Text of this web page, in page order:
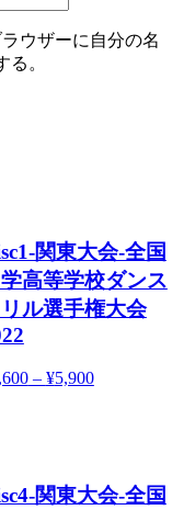
ウザーに自分の名
。
関東大会-全国
高等学校ダンス
リル選手権大会
– ¥5,900
関東大会-全国